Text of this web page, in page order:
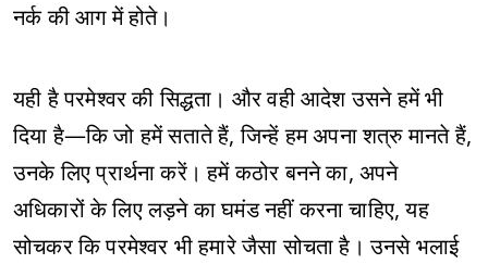
नर्क की आग में होते।
यही है परमेश्वर की सिद्धता। और वही आदेश उसने हमें भी
दिया है—कि जो हमें सताते हैं, जिन्हें हम अपना शत्रु मानते हैं,
उनके लिए प्रार्थना करें। हमें कठोर बनने का, अपने
अधिकारों के लिए लड़ने का घमंड नहीं करना चाहिए, यह
सोचकर कि परमेश्वर भी हमारे जैसा सोचता है। उनसे भलाई